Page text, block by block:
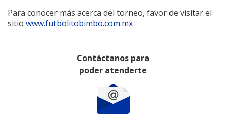
Para conocer más acerca del torneo, favor de visitar el
sitio www.futbolitobimbo.com.mx
Contáctanos para
poder atenderte